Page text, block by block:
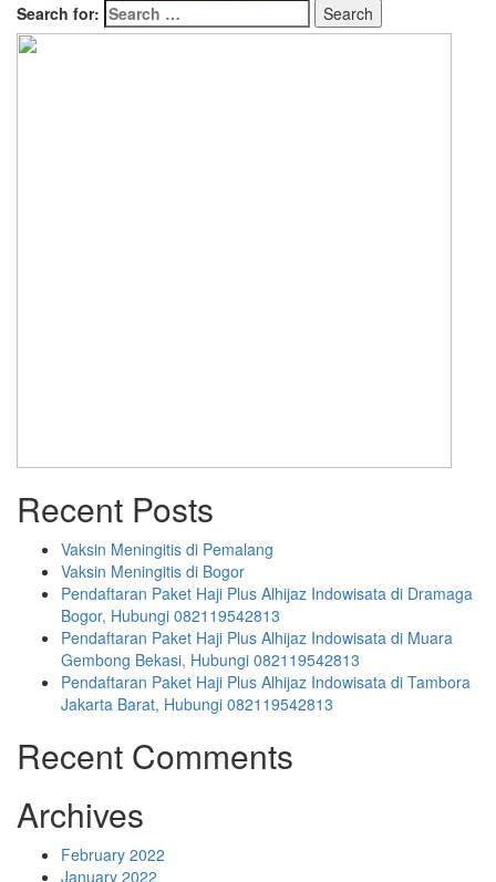
Search for:
Recent Posts
Vaksin Meningitis di Pemalang
Vaksin Meningitis di Bogor
Pendaftaran Paket Haji Plus Alhijaz Indowisata di Dramaga
Bogor, Hubungi 082119542813
Pendaftaran Paket Haji Plus Alhijaz Indowisata di Muara
Gembong Bekasi, Hubungi 082119542813
Pendaftaran Paket Haji Plus Alhijaz Indowisata di Tambora
Jakarta Barat, Hubungi 082119542813
Recent Comments
Archives
February 2022
January 2022